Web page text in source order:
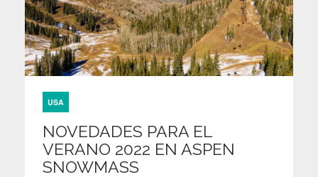
USA
NOVEDADES PARA EL
VERANO 2022 EN ASPEN
SNOWMASS